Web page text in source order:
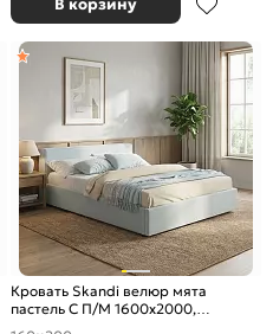
В корзину
Кровать Skandi велюр мята
пастель С П/М 1600x2000,
ортопедическое основание,